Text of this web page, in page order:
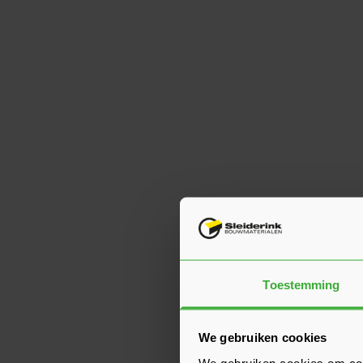
Toestemming
We gebruiken cookies